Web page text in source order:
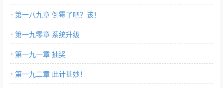
第一八九章 倒霉了吧？该！
第一九零章 系统升级
第一九一章 抽奖
第一九二章 此计甚妙！